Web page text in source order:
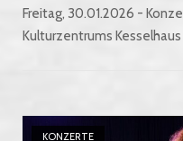
Freitag, 30.01.2026 -
Kulturzentrums
KONZERTE
Open post